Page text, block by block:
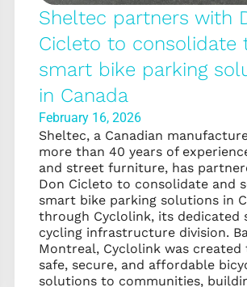
Sheltec partners with
Cicleto to consolidate
smart bike parking
in Canada
February 16, 2026
Sheltec, a Canadian
more than 40 years of
and street furniture, has
Don Cicleto to consolidate and
smart bike parking solutions in
through Cyclolink, its dedicated
cycling infrastructure division.
Montreal, Cyclolink was created
safe, secure, and affordable
solutions to communities,